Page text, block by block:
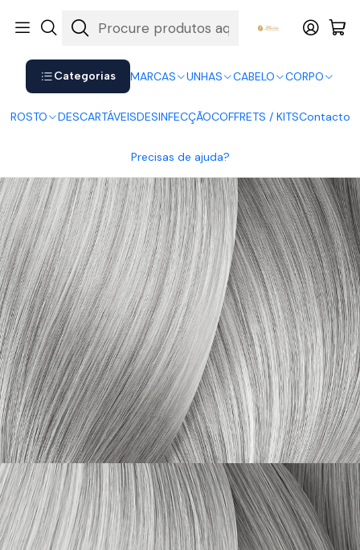
Categorias MARCAS UNHAS CABELO CORPO
ROSTO DESCARTÁVEISDESINFECÇÃOCOFFRETS / KITSContacto
Precisas de ajuda?
Shop now. Pay later with Klarna.